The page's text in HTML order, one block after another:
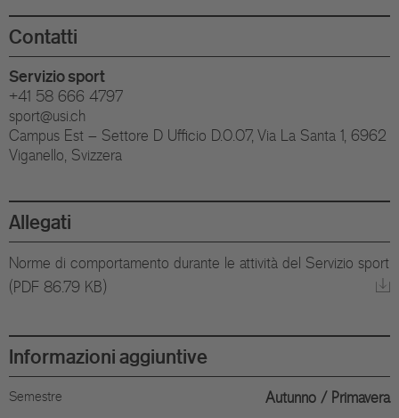
Contatti
Servizio sport
+41 58 666 4797
sport@usi.ch
Campus Est – Settore D Ufficio D.0.07, Via La Santa 1, 6962
Viganello, Svizzera
Allegati
Norme di comportamento durante le attività del Servizio sport
(PDF 86.79 KB)
Informazioni aggiuntive
Semestre Autunno Primavera